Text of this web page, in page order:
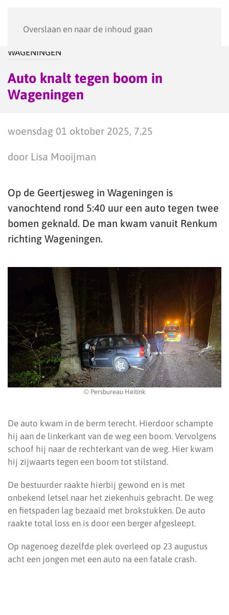
Overslaan en naar de inhoud gaan
WAGENINGEN
Auto knalt tegen boom in
Wageningen
woensdag 01 oktober 2025, 7.25
door Lisa Mooijman
Op de Geertjesweg in Wageningen is
vanochtend rond 5:40 uur een auto tegen twee
bomen geknald. De man kwam vanuit Renkum
richting Wageningen.
© Persbureau Heitink
De auto kwam in de berm terecht. Hierdoor schampte
hij aan de linkerkant van de weg een boom. Vervolgens
schoof hij naar de rechterkant van de weg. Hier kwam
hij zijwaarts tegen een boom tot stilstand.
De bestuurder raakte hierbij gewond en is met
onbekend letsel naar het ziekenhuis gebracht. De weg
en fietspaden lag bezaaid met brokstukken. De auto
raakte total loss en is door een berger afgesleept.
Op nagenoeg dezelfde plek overleed op 23 augustus
acht een jongen met een auto na een fatale crash.